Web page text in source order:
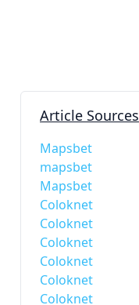
Article Sources
Mapsbet
mapsbet
Mapsbet
Coloknet
Coloknet
Coloknet
Coloknet
Coloknet
Coloknet